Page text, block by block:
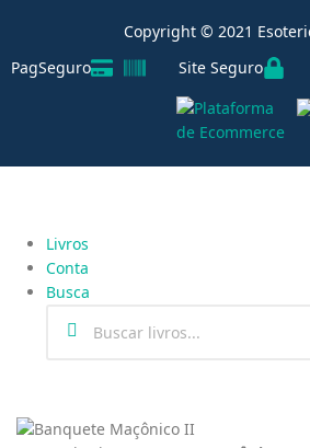
Copyright © 2021
PagSeguro
Site Seguro
Livros
Conta
Busca